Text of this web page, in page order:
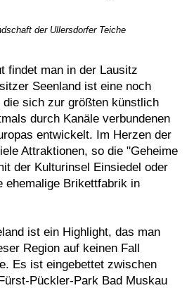
der Ullersdorfer Teiche
findet man in der Lausitz
Seenland ist eine noch
die sich zur größten künstlich
durch Kanäle verbundenen
entwickelt. Im Herzen der
Attraktionen, so die "Geheime
der Kulturinsel Einsiedel oder
ehemalige Brikettfabrik in
ist ein Highlight, das man
Region auf keinen Fall
Es ist eingebettet zwischen
Pückler-Park Bad Muskau